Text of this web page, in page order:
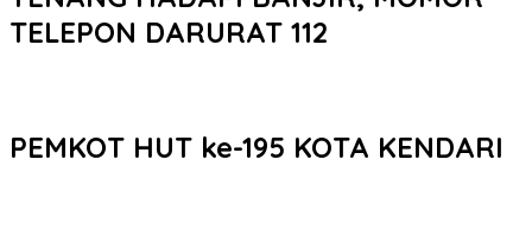
TELEPON DARURAT 112
PEMKOT HUT ke-195 KOTA KENDARI